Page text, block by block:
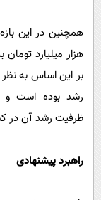
بر این اساس به
رشد بوده است و
ظرفیت رشد آن در
راهبرد پیشنهادی